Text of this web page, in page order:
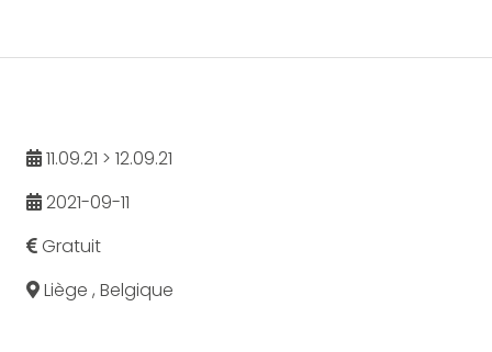
11.09.21 > 12.09.21
2021-09-11
Gratuit
Liège , Belgique